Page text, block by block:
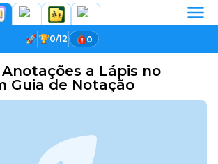
0/12 0
a Lápis no
Guia de Notação